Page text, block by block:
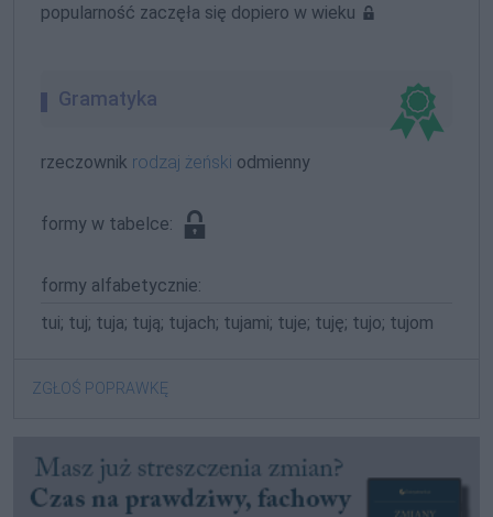
popularność zaczęła się dopiero w wieku
Gramatyka
rzeczownik rodzaj żeński odmienny
formy w tabelce:
formy alfabetycznie:
tui; tuj; tuja; tują; tujach; tujami; tuje; tuję; tujo; tujom
ZGŁOŚ POPRAWKĘ